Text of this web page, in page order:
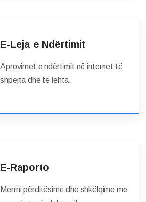
E-Leja e Ndërtimit
Aprovimet e ndërtimit në internet të
shpejta dhe të lehta.
E-Raporto
Merrni përditësime dhe shkëlqime me